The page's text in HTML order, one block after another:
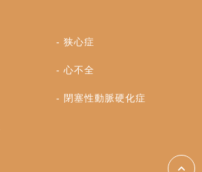
狭心症
心不全
閉塞性動脈硬化症